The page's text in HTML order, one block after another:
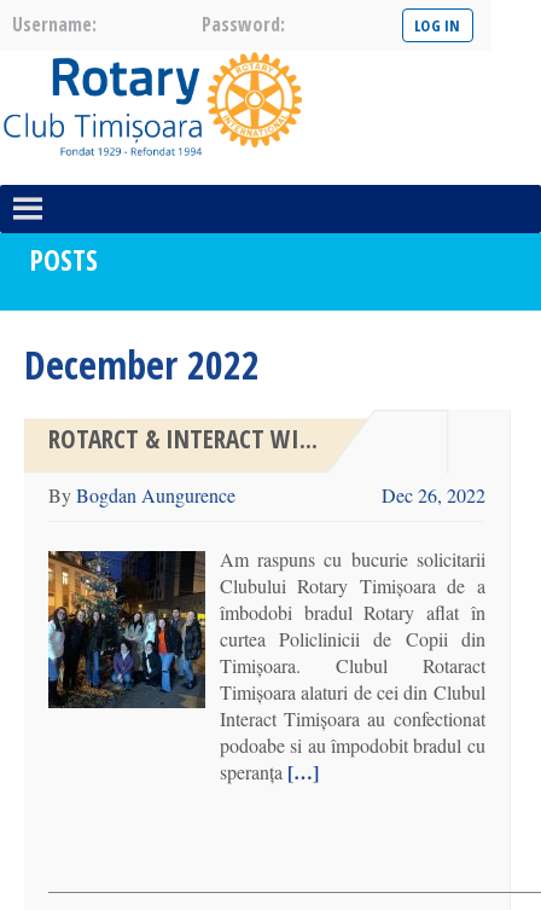
Username: Password:
POSTS
December 2022
ROTARCT & INTERACT WI...
ByBogdan Aungurence Dec 26, 2022
Am raspuns cu bucurie solicitarii
Clubului Rotary Timișoara de a
îmbodobi bradul Rotary aflat în
curtea Policlinicii de Copii din
Timișoara. Clubul Rotaract
Timișoara alaturi de cei din Clubul
Interact Timișoara au confectionat
podoabe si au împodobit bradul cu
speranța […]